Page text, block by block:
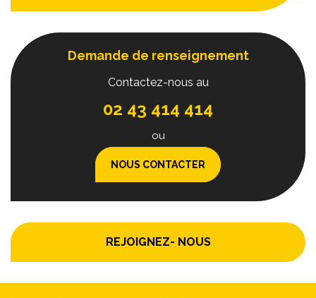
Demande de renseignement
Contactez-nous au
02 43 414 414
ou
NOUS CONTACTER
REJOIGNEZ- NOUS